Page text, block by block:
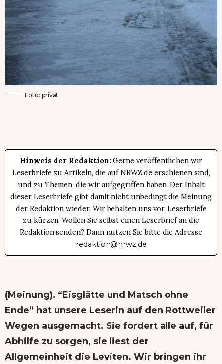
Foto: privat
Hinweis der Redaktion: Gerne veröffentlichen wir
Leserbriefe zu Artikeln, die auf NRWZ.de erschienen sind,
und zu Themen, die wir aufgegriffen haben. Der Inhalt
dieser Leserbriefe gibt damit nicht unbedingt die Meinung
der Redaktion wieder. Wir behalten uns vor, Leserbriefe
zu kürzen. Wollen Sie selbst einen Leserbrief an die
Redaktion senden? Dann nutzen Sie bitte die Adresse
redaktion@nrwz.de
(Meinung). “Eisglätte und Matsch ohne
Ende” hat unsere Leserin auf den Rottweiler
Wegen ausgemacht. Sie fordert alle auf, für
Abhilfe zu sorgen, sie liest der
Allgemeinheit die Leviten. Wir bringen ihr